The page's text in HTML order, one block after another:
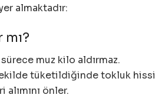
almaktadır:
mı?
muz kilo aldırmaz.
tüketildiğinde tokluk hissi
önler.